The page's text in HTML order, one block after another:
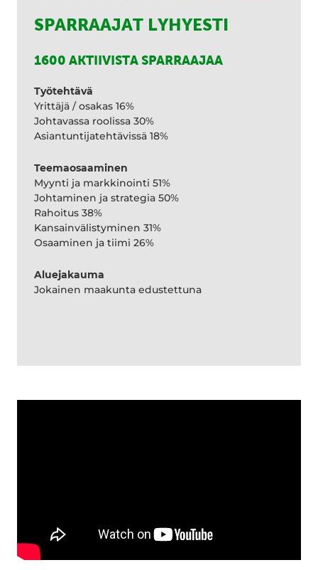
SPARRAAJAT LYHYESTI
1600 AKTIIVISTA SPARRAAJAA
Työtehtävä
Yrittäjä / osakas 16%
Johtavassa roolissa 30%
Asiantuntijatehtävissä 18%
Teemaosaaminen
Myynti ja markkinointi 51%
Johtaminen ja strategia 50%
Rahoitus 38%
Kansainvälistyminen 31%
Osaaminen ja tiimi 26%
Aluejakauma
Jokainen maakunta edustettuna